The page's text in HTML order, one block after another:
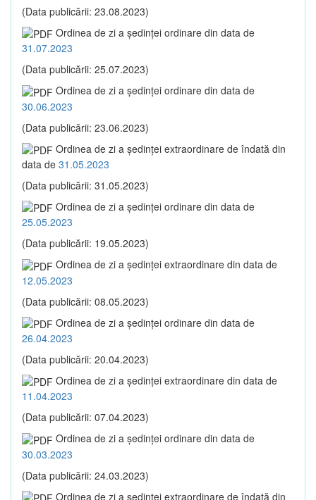
(Data publicării: 23.08.2023)
Ordinea de zi a şedinţei ordinare din data de
31.07.2023
(Data publicării: 25.07.2023)
Ordinea de zi a şedinţei ordinare din data de
30.06.2023
(Data publicării: 23.06.2023)
Ordinea de zi a şedinţei extraordinare de îndată din
data de 31.05.2023
(Data publicării: 31.05.2023)
Ordinea de zi a şedinţei ordinare din data de
25.05.2023
(Data publicării: 19.05.2023)
Ordinea de zi a şedinţei extraordinare din data de
12.05.2023
(Data publicării: 08.05.2023)
Ordinea de zi a şedinţei ordinare din data de
26.04.2023
(Data publicării: 20.04.2023)
Ordinea de zi a şedinţei extraordinare din data de
11.04.2023
(Data publicării: 07.04.2023)
Ordinea de zi a şedinţei ordinare din data de
30.03.2023
(Data publicării: 24.03.2023)
Ordinea de zi a şedinţei extraordinare de îndată din